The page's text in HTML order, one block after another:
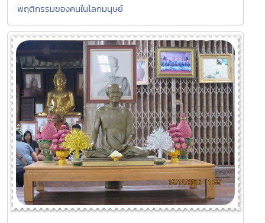
พฤติกรรมของคนในโลกมนุษย์